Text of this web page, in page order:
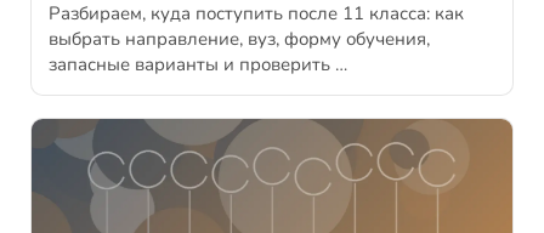
Разбираем, куда поступить после 11 класса: как
выбрать направление, вуз, форму обучения,
запасные варианты и проверить …